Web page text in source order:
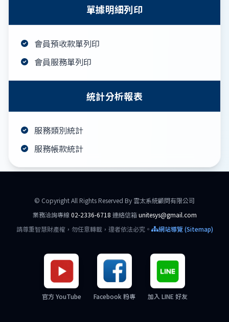
單據明細列印
會員預收款單列印
會員服務單列印
統計分析報表
服務類別統計
服務帳款統計
© Copyright All Rights Reserved By 雲太系統顧問有限公司
業務洽詢專線 02-2336-6718 連絡信箱unitesys@gmail.com
請尊重智慧財產權，勿任意轉載，違者依法必究。
網站導覽 (Sitemap)
官方 YouTube Facebook 粉專 加入 LINE 好友